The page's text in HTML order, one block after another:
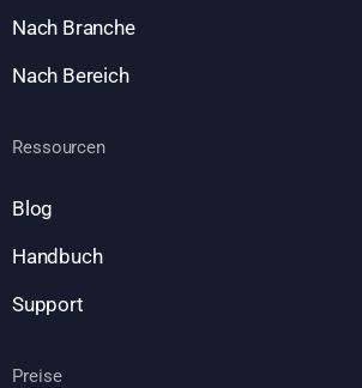
Nach Branche
Nach Bereich
Ressourcen
Blog
Handbuch
Support
Preise